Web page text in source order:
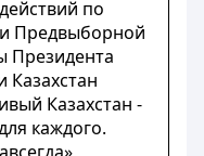
действий по
Предвыборной
Президента
Казахстан
Казахстан -
каждого.